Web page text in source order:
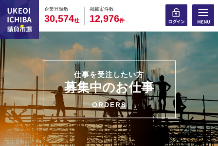
企業登録数
0
3
0
0,
0
5
0
74社
掲載案件数
0
1
0
2,
0
9
0
76件
仕事を受注したい方
募集中のお仕事
ORDERS